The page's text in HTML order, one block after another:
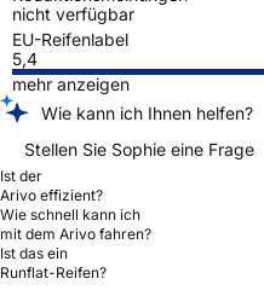
nicht verfügbar
EU-Reifenlabel
5,4
mehr anzeigen
Wie kann ich Ihnen helfen?
Stellen Sie Sophie eine Frage
Ist der
Arivo effizient?
Wie schnell kann ich
mit dem Arivo fahren?
Ist das ein
Runflat-Reifen?